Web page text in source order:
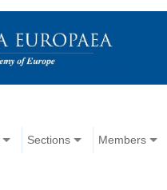
Sections Members